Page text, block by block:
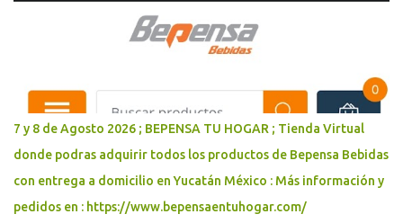
7 y 8 de Agosto 2026 ; BEPENSA TU HOGAR ; Tienda Virtual
donde podras adquirir todos los productos de Bepensa Bebidas
con entrega a domicilio en Yucatán México : Más información y
pedidos en : https://www.bepensaentuhogar.com/